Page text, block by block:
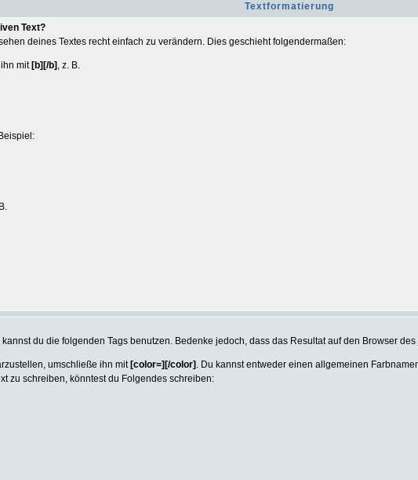
Textformatierung
Text?
deines Textes recht einfach zu verändern. Dies geschieht folgendermaßen:
mit [b][/b] , z. B.
du die folgenden Tags benutzen. Bedenke jedoch, dass das Resultat auf den Browser
umschließe ihn mit [color=][/color] . Du kannst entweder einen allgemeinen
zu schreiben, könntest du Folgendes schreiben: